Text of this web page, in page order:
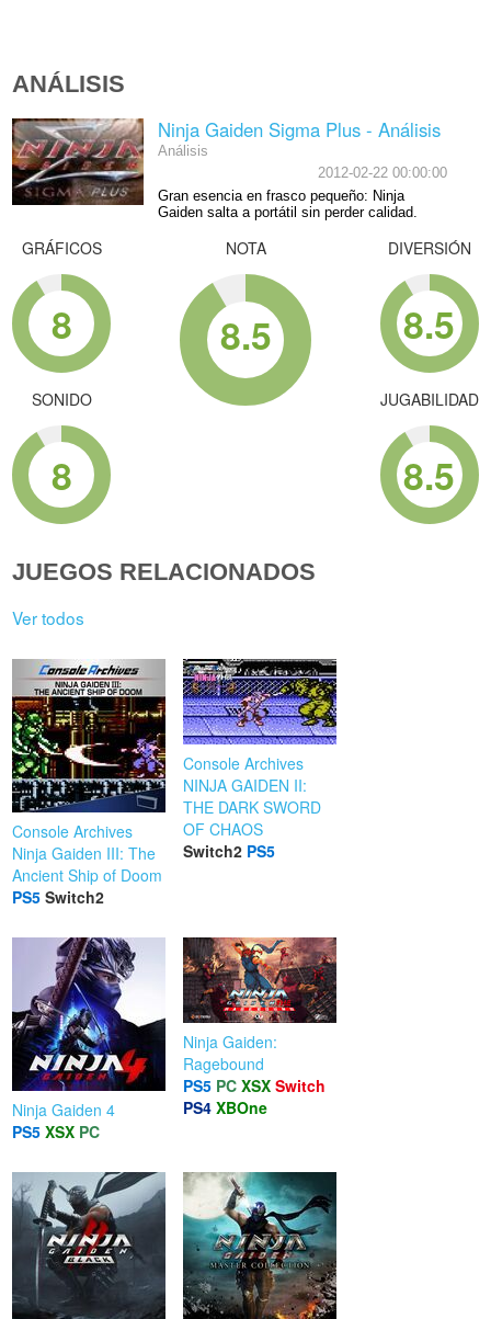
ANÁLISIS
Ninja Gaiden Sigma Plus - Análisis
Análisis
2012-02-22 00:00:00
Gran esencia en frasco pequeño: Ninja
Gaiden salta a portátil sin perder calidad.
GRÁFICOS
8
SONIDO
8
NOTA
8.5
DIVERSIÓN
8.5
JUGABILIDAD
8.5
JUEGOS RELACIONADOS
Ver todos
Console Archives
Ninja Gaiden III: The
Ancient Ship of Doom
PS5 Switch2
Console Archives
NINJA GAIDEN II:
THE DARK SWORD
OF CHAOS
Switch2 PS5
Ninja Gaiden 4
PS5 XSX PC
Ninja Gaiden:
Ragebound
PS5 PC XSX Switch
PS4 XBOne